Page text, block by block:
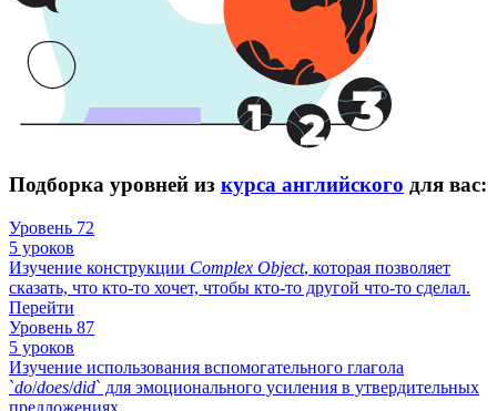
Подборка уровней из курса английского для вас:
Уровень 72
5 уроков
Изучение конструкции Complex Object, которая позволяет
сказать, что кто-то хочет, чтобы кто-то другой что-то сделал.
Перейти
Уровень 87
5 уроков
Изучение использования вспомогательного глагола
`do/does/did` для эмоционального усиления в утвердительных